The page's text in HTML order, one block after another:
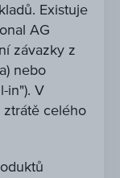
Existuje
AG
závazky z
nebo
in"). V
celého